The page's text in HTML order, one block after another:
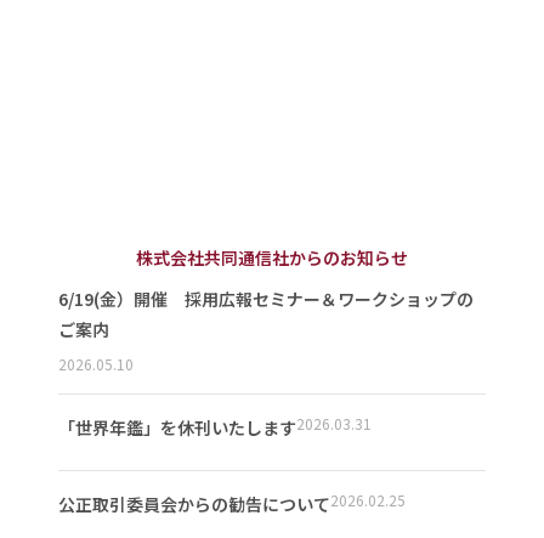
株式会社共同通信社からのお知らせ
6/19(金）開催 採用広報セミナー＆ワークショップの
ご案内
2026.05.10
「世界年鑑」を休刊いたします2026.03.31
公正取引委員会からの勧告について2026.02.25